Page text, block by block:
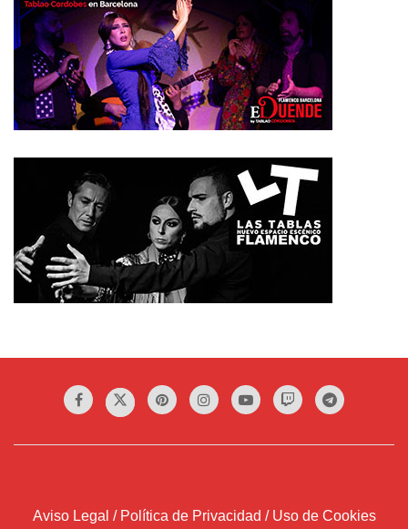
Aviso Legal / Política de Privacidad / Uso de Cookies